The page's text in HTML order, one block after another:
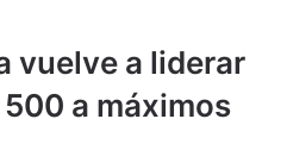
vuelve a liderar
a máximos